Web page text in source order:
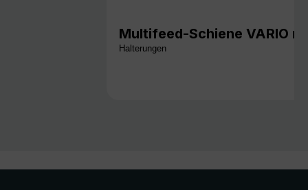
Multifeed-Schiene VARIO
Halterungen